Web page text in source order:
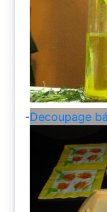
-Decoupage